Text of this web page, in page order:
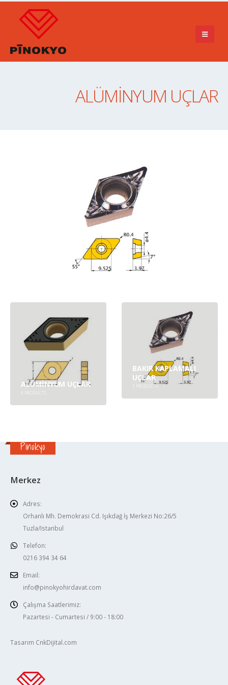
ALÜMINYUM UÇLAR
ALÜMINYUM UÇLAR
BAKIR KAPLAMALI
UÇLAR
PRODUCTS
Pinokyo
Merkez
Adres:
Orhanlı Mh. Demokrasi Cd. Işıkdağ İş Merkezi No:26/5
Tuzla/Istanbul
Telefon:
0216 394 34 64
Email:
info@pinokyohirdavat.com
Çalışma Saatlerimiz:
Pazartesi - Cumartesi / 9:00 - 18:00
Tasarım CnkDijital.com